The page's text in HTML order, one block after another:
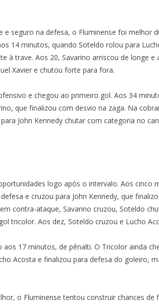
e seguro na defesa, o Fluminense foi melhor
14 minutos, quando Soteldo rolou para
à trave. Aos 20, Savarino arriscou de longe e
Xavier e chutou forte para fora.
e chegou ao primeiro gol. Aos 34
que finalizou com desvio na zaga. Na
John Kennedy chutar com categoria no
logo após o intervalo. Aos cinco
e cruzou para John Kennedy, que
contra-ataque, Savarino cruzou, Soteldo
tricolor. Aos dez, Soteldo cruzou e Lucho
17 minutos, de pênalti. O Tricolor ainda
Acosta e finalizou para defesa do goleiro,
o Fluminense tentou construir chances de